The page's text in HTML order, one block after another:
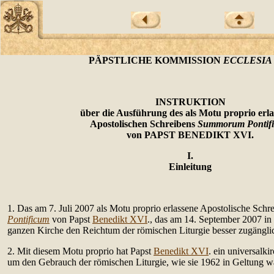
PÄPSTLICHE KOMMISSION
INSTRUKTION
über die Ausführung des als Motu proprio
Apostolischen Schreibens Summorum
von PAPST BENEDIKT XVI.
I.
Einleitung
1. Das am 7. Juli 2007 als Motu proprio erlassene Apostolische
Pontificum von Papst Benedikt XVI., das am 14. September 2007
ganzen Kirche den Reichtum der römischen Liturgie besser
2. Mit diesem Motu proprio hat Papst Benedikt XVI. ein
um den Gebrauch der römischen Liturgie, wie sie 1962 in Geltung